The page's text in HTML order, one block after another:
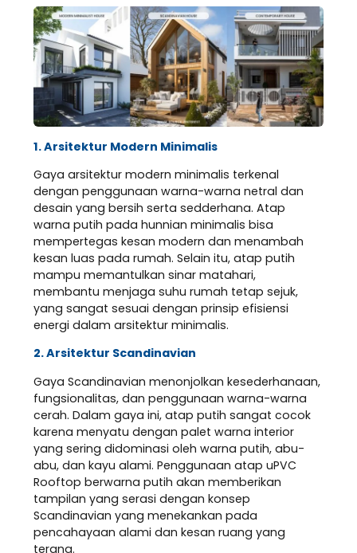
1. Arsitektur Modern Minimalis
Gaya arsitektur modern minimalis terkenal
dengan penggunaan warna-warna netral dan
desain yang bersih serta sedderhana. Atap
warna putih pada hunnian minimalis bisa
mempertegas kesan modern dan menambah
kesan luas pada rumah. Selain itu, atap putih
mampu memantulkan sinar matahari,
membantu menjaga suhu rumah tetap sejuk,
yang sangat sesuai dengan prinsip efisiensi
energi dalam arsitektur minimalis.
2. Arsitektur Scandinavian
Gaya Scandinavian menonjolkan kesederhanaan,
fungsionalitas, dan penggunaan warna-warna
cerah. Dalam gaya ini, atap putih sangat cocok
karena menyatu dengan palet warna interior
yang sering didominasi oleh warna putih, abu-
abu, dan kayu alami. Penggunaan atap uPVC
Rooftop berwarna putih akan memberikan
tampilan yang serasi dengan konsep
Scandinavian yang menekankan pada
pencahayaan alami dan kesan ruang yang
terang.